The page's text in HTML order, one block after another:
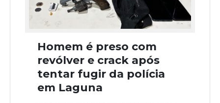
Homem é preso com
revólver e crack após
tentar fugir da polícia
em Laguna